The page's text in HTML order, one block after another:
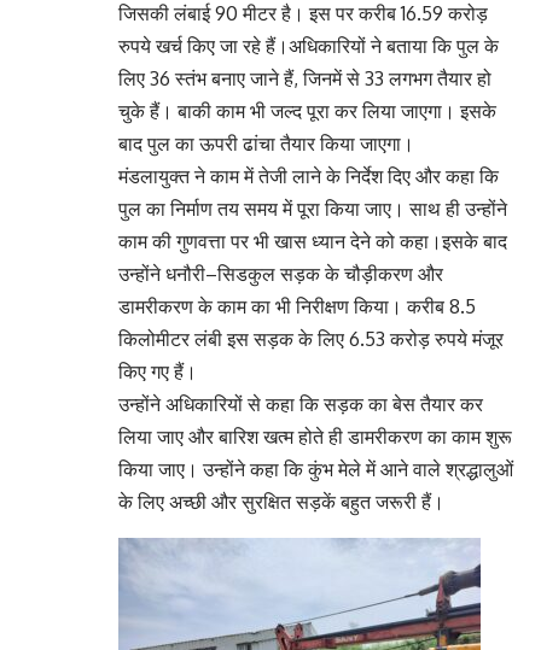
जिसकी लंबाई 90 मीटर है। इस पर करीब 16.59 करोड़
रुपये खर्च किए जा रहे हैं।अधिकारियों ने बताया कि पुल के
लिए 36 स्तंभ बनाए जाने हैं, जिनमें से 33 लगभग तैयार हो
चुके हैं। बाकी काम भी जल्द पूरा कर लिया जाएगा। इसके
बाद पुल का ऊपरी ढांचा तैयार किया जाएगा।
मंडलायुक्त ने काम में तेजी लाने के निर्देश दिए और कहा कि
पुल का निर्माण तय समय में पूरा किया जाए। साथ ही उन्होंने
काम की गुणवत्ता पर भी खास ध्यान देने को कहा।इसके बाद
उन्होंने धनौरी–सिडकुल सड़क के चौड़ीकरण और
डामरीकरण के काम का भी निरीक्षण किया। करीब 8.5
किलोमीटर लंबी इस सड़क के लिए 6.53 करोड़ रुपये मंजूर
किए गए हैं।
उन्होंने अधिकारियों से कहा कि सड़क का बेस तैयार कर
लिया जाए और बारिश खत्म होते ही डामरीकरण का काम शुरू
किया जाए। उन्होंने कहा कि कुंभ मेले में आने वाले श्रद्धालुओं
के लिए अच्छी और सुरक्षित सड़कें बहुत जरूरी हैं।